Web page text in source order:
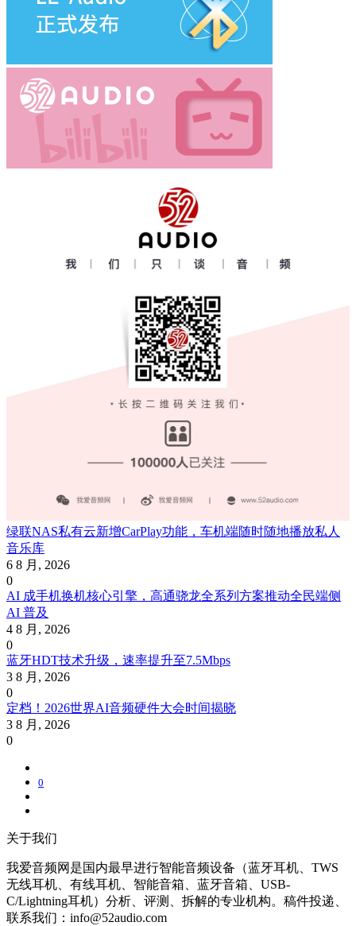
绿联NAS私有云新增CarPlay功能，车机端随时随地播放私人
音乐库
6 8 月, 2026
0
AI 成手机换机核心引擎，高通骁龙全系列方案推动全民端侧
AI 普及
4 8 月, 2026
0
蓝牙HDT技术升级，速率提升至7.5Mbps
3 8 月, 2026
0
定档！2026世界AI音频硬件大会时间揭晓
3 8 月, 2026
0
0
关于我们
我爱音频网是国内最早进行智能音频设备（蓝牙耳机、TWS
无线耳机、有线耳机、智能音箱、蓝牙音箱、USB-
C/Lightning耳机）分析、评测、拆解的专业机构。稿件投递、
联系我们：info@52audio.com